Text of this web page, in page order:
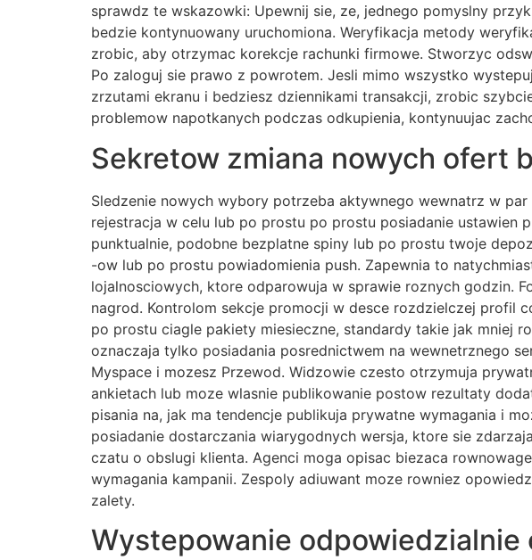
sprawdz te wskazowki: Upewnij sie, ze, jednego pomyslny
bedzie kontynuowany uruchomiona. Weryfikacja metody
zrobic, aby otrzymac korekcje rachunki firmowe. Stworzyc
Po zaloguj sie prawo z powrotem. Jesli mimo wszystko
zrzutami ekranu i bedziesz dziennikami transakcji, zrobic
problemow napotkanych podczas odkupienia, kontynuujac
Sekretow zmiana nowych ofert
Sledzenie nowych wybory potrzeba aktywnego wewnatrz w
rejestracja w celu lub po prostu po prostu posiadanie ustawien
punktualnie, podobne bezplatne spiny lub po prostu twoje
-ow lub po prostu powiadomienia push. Zapewnia to
lojalnosciowych, ktore odparowuja w sprawie roznych godzin.
nagrod. Kontrolom sekcje promocji w desce rozdzielczej profil
po prostu ciagle pakiety miesieczne, standardy takie jak mniej
oznaczaja tylko posiadania posrednictwem na wewnetrznego
Myspace i mozesz Przewod. Widzowie czesto otrzymuja
ankietach lub moze wlasnie publikowanie postow rezultaty
pisania na, jak ma tendencje publikuja prywatne wymagania i
posiadanie dostarczania wiarygodnych wersja, ktore sie
czatu o obslugi klienta. Agenci moga opisac biezaca
wymagania kampanii. Zespoly adiuwant moze rowniez
zalety.
Wystepowanie